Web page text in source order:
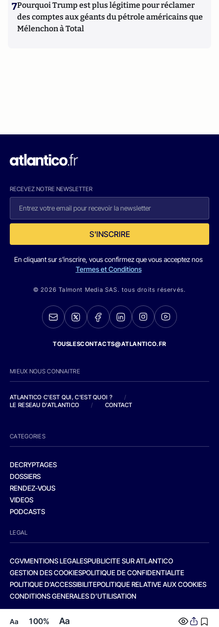
Aa 100% Aa
7Pourquoi Trump est plus légitime pour réclamer
des comptes aux géants du pétrole américains que
Mélenchon à Total
RECEVEZ NOTRE NEWSLETTER
S'INSCRIRE
En cliquant sur s'inscrire, vous confirmez que vous acceptez nos
Termes et Conditions
© 2026 Talmont Media SAS. tous droits réservés.
TOUSLESCONTACTS@ATLANTICO.FR
MIEUX NOUS CONNAITRE
ATLANTICO C'EST QUI, C'EST QUOI ?
/
LE RESEAU D'ATLANTICO
/ CONTACT
CATEGORIES
DECRYPTAGES
DOSSIERS
RENDEZ-VOUS
VIDEOS
PODCASTS
LEGAL
CGVMENTIONS LEGALESPUBLICITE SUR ATLANTICO
GESTION DES COOKIESPOLITIQUE DE CONFIDENTIALITE
POLITIQUE D’ACCESSIBILITEPOLITIQUE RELATIVE AUX COOKIES
CONDITIONS GENERALES D’UTILISATION